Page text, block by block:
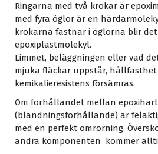
Ringarna med två krokar är
med fyra öglor är en
krokarna fastnar i öglorna blir
epoxiplastmolekyl.
Limmet, beläggningen eller vad
mjuka fläckar uppstår, hållfasthet
kemikalieresistens försämras.
Om förhållandet mellan
(blandningsförhållande) är
med en perfekt omrörning.
andra komponenten kommer